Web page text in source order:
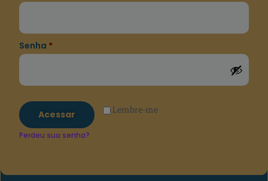
Senha *
Lembre-me
Acessar
Perdeu sua senha?